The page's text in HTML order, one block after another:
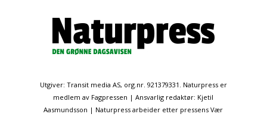
Utgiver: Transit media AS, org.nr. 921379331. Naturpress er
medlem av Fagpressen | Ansvarlig redaktør: Kjetil
Aasmundsson | Naturpress arbeider etter pressens Vær